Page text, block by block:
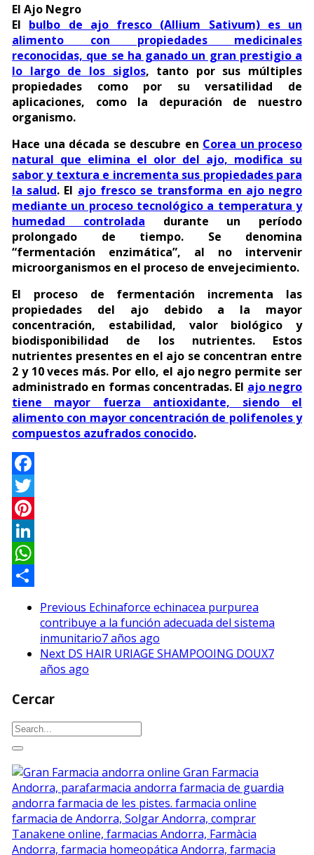
El Ajo Negro
El bulbo de ajo fresco (Allium Sativum) es un
alimento con propiedades medicinales
reconocidas, que se ha ganado un gran prestigio a
lo largo de los siglos, tanto por sus múltiples
propiedades como por su versatilidad de
aplicaciones, como la depuración de nuestro
organismo.
Hace una década se descubre en Corea un proceso
natural que elimina el olor del ajo, modifica su
sabor y textura e incrementa sus propiedades para
la salud. El ajo fresco se transforma en ajo negro
mediante un proceso tecnológico a temperatura y
humedad controlada durante un período
prolongado de tiempo. Se denomina
“fermentación enzimática”, al no intervenir
microorganismos en el proceso de envejecimiento.
​El proceso de fermentación incrementa las
propiedades del ajo debido a la mayor
concentración, estabilidad, valor biológico y
biodisponibilidad de los nutrientes. Estos
nutrientes presentes en el ajo se concentran entre
2 y 10 veces más. Por ello, el ajo negro permite ser
administrado en formas concentradas. El ajo negro
tiene mayor fuerza antioxidante, siendo el
alimento con mayor concentración de polifenoles y
compuestos azufrados conocido.
Facebook
Twitter
Pinterest
LinkedIn
WhatsApp
Previous Echinaforce echinacea purpurea
contribuye a la función adecuada del sistema
inmunitario7 años ago
Next DS HAIR URIAGE SHAMPOOING DOUX7
años ago
Cercar